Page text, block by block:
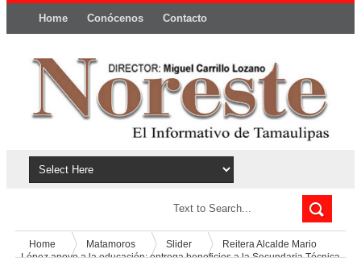
Home Conócenos Contacto
Home Matamoros Slider
Reitera Alcalde Mario
López apoyo a la educación; entrega beneficios a la Secundaria Técnica